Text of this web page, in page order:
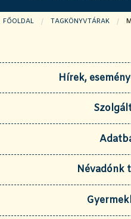
FŐOLDAL TAGKÖNYVTÁRAK
Hírek,
Névadónk